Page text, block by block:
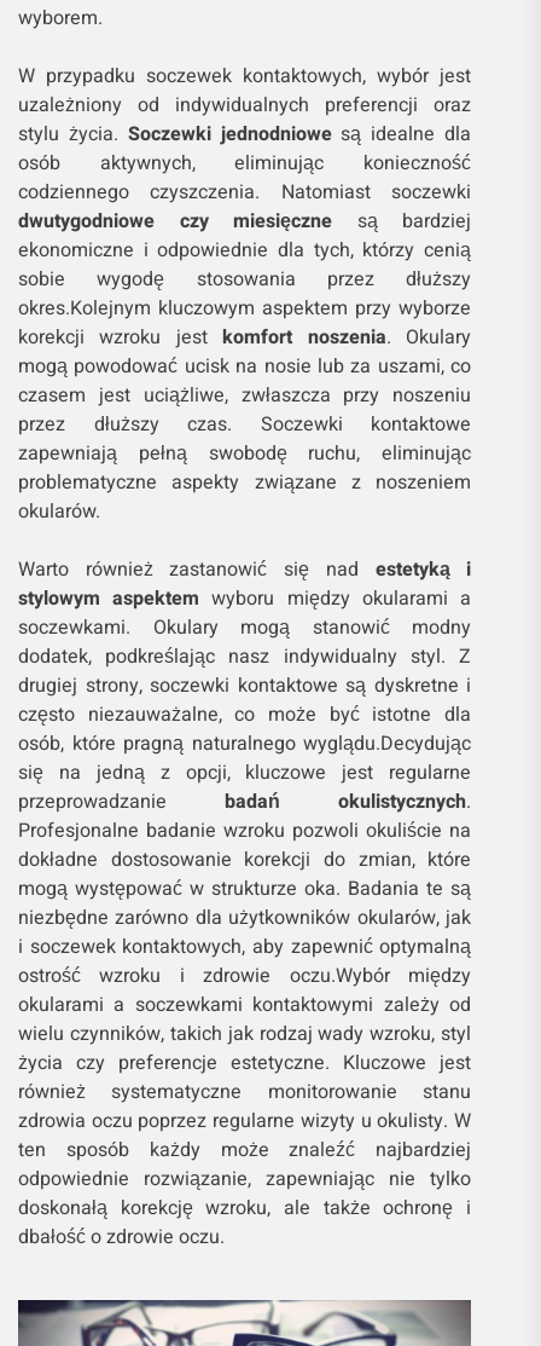
wyborem.
W przypadku soczewek kontaktowych, wybór jest
uzależniony od indywidualnych preferencji oraz
stylu życia. Soczewki jednodniowesą idealne dla
osób aktywnych, eliminując konieczność
codziennego czyszczenia. Natomiast soczewki
dwutygodniowe czy miesięczne są bardziej
ekonomiczne i odpowiednie dla tych, którzy cenią
sobie wygodę stosowania przez dłuższy
okres.Kolejnym kluczowym aspektem przy wyborze
korekcji wzroku jestkomfort noszenia. Okulary
mogą powodować ucisk na nosie lub za uszami, co
czasem jest uciążliwe, zwłaszcza przy noszeniu
przez dłuższy czas. Soczewki kontaktowe
zapewniają pełną swobodę ruchu, eliminując
problematyczne aspekty związane z noszeniem
okularów.
Warto również zastanowić się nad estetyką i
stylowym aspektem wyboru między okularami a
soczewkami. Okulary mogą stanowić modny
dodatek, podkreślając nasz indywidualny styl. Z
drugiej strony, soczewki kontaktowe są dyskretne i
często niezauważalne, co może być istotne dla
osób, które pragną naturalnego wyglądu.Decydując
się na jedną z opcji, kluczowe jest regularne
przeprowadzaniebadań okulistycznych.
Profesjonalne badanie wzroku pozwoli okuliście na
dokładne dostosowanie korekcji do zmian, które
mogą występować w strukturze oka. Badania te są
niezbędne zarówno dla użytkowników okularów, jak
i soczewek kontaktowych, aby zapewnić optymalną
ostrość wzroku i zdrowie oczu.Wybór między
okularami a soczewkami kontaktowymi zależy od
wielu czynników, takich jak rodzaj wady wzroku, styl
życia czy preferencje estetyczne. Kluczowe jest
również systematyczne monitorowanie stanu
zdrowia oczu poprzez regularne wizyty u okulisty. W
ten sposób każdy może znaleźć najbardziej
odpowiednie rozwiązanie, zapewniając nie tylko
doskonałą korekcję wzroku, ale także ochronę i
dbałość o zdrowie oczu.